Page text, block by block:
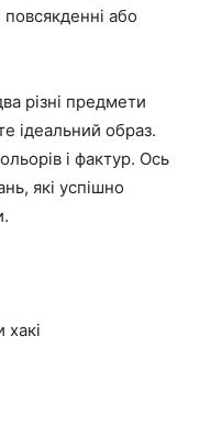
повсякденні або
різні предмети
ідеальний образ.
і фактур. Ось
які успішно